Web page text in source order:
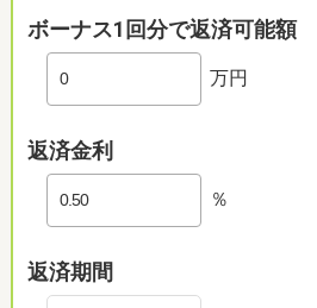
ボーナス1回分で返済可能額
万円
返済金利
％
返済期間